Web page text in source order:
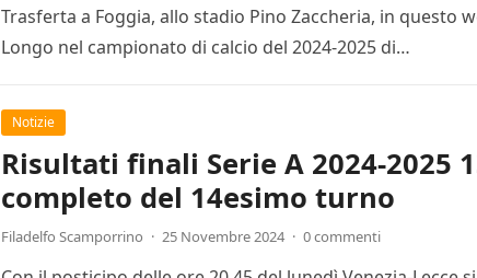
Trasferta a Foggia, allo stadio Pino Zaccheria, in
Longo nel campionato di calcio del 2024-2025 di…
Notizie
Risultati finali Serie A 2024-2025
completo del 14esimo turno
Filadelfo Scamporrino · 25 Novembre 2024 · 0 commenti